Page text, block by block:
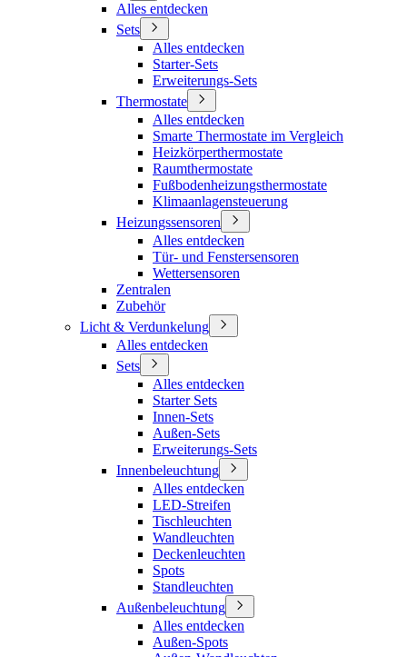
Alles entdecken
Sets
Alles entdecken
Starter-Sets
Erweiterungs-Sets
Thermostate
Alles entdecken
Smarte Thermostate im Vergleich
Heizkörperthermostate
Raumthermostate
Fußbodenheizungsthermostate
Klimaanlagensteuerung
Heizungssensoren
Alles entdecken
Tür- und Fenstersensoren
Wettersensoren
Zentralen
Zubehör
Licht & Verdunkelung
Alles entdecken
Sets
Alles entdecken
Starter Sets
Innen-Sets
Außen-Sets
Erweiterungs-Sets
Innenbeleuchtung
Alles entdecken
LED-Streifen
Tischleuchten
Wandleuchten
Deckenleuchten
Spots
Standleuchten
Außenbeleuchtung
Alles entdecken
Außen-Spots